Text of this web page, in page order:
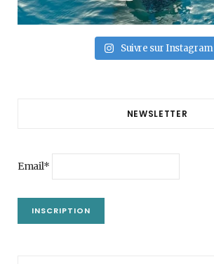
Suivre sur Instagram
NEWSLETTER
Email*